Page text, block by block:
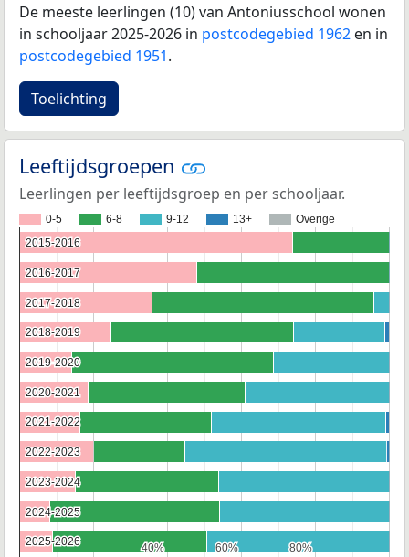
De meeste leerlingen (10) van Antoniusschool wonen
in schooljaar 2025-2026 in postcodegebied 1962 en in
postcodegebied 1951.
Toelichting
Leeftijdsgroepen
Leerlingen per leeftijdsgroep en per schooljaar.
0-5 6-8 9-12 13+ Overige
40%
40% 60%
60% 80%
80%
2015-2016
2015-2016
2016-2017
2016-2017
2017-2018
2017-2018
2018-2019
2018-2019
2019-2020
2019-2020
2020-2021
2020-2021
2021-2022
2021-2022
2022-2023
2022-2023
2023-2024
2023-2024
2024-2025
2024-2025
2025-2026
2025-2026